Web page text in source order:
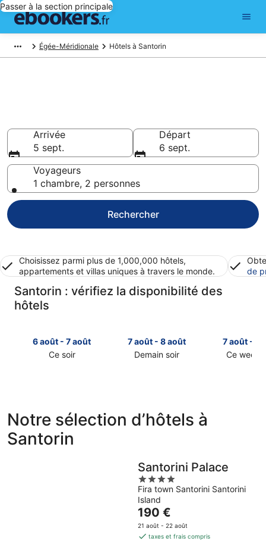
Passer à la section principale
Égée-Méridionale Hôtels à Santorin
Arrivée
5 sept.
Départ
6 sept.
Voyageurs
1 chambre, 2 personnes
Rechercher
Choisissez parmi plus de 1,000,000 hôtels,
appartements et villas uniques à travers le monde.
de
Santorin : vérifiez la disponibilité des
hôtels
6 août - 7 août
Ce soir
Santorin
pour
cette
nuit,
7 août - 8 août
Demain soir
Santorin
pour
août
août
7 août - 9
Ce week-
7
août
-
Notre sélection d’hôtels à
Santorin
Santorini Palace
4
out
of
5
Fira town Santorini Santorini
Island
Le
prix
est
190 €
21 août - 22 août
taxes et frais compris